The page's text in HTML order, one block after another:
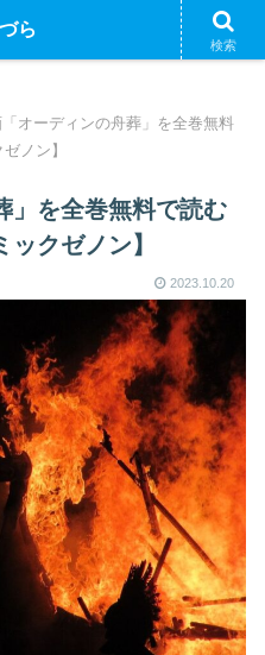
かやってみるブログ
オーディンの舟葬」を全巻無料
ノン】
」を全巻無料で読む
クゼノン】
2023.10.20
ら
検索